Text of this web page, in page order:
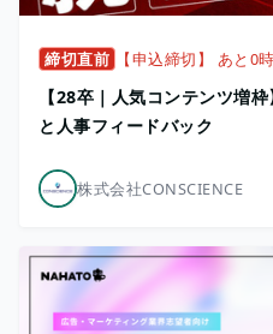
締切直前 【申込締切】 あと0
【28卒｜人気コンテンツ増
と人事フィードバック
株式会社CONSCIENCE